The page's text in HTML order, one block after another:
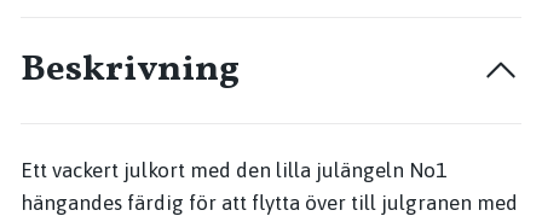
Beskrivning
Ett vackert julkort med den lilla julängeln No1
hängandes färdig för att flytta över till julgranen med